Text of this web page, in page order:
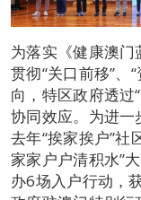
为落实《健康澳
贯彻“关口前移”、
向，特区政府透过
协同效应。为进
去年“挨家挨户”社
家家户户清积水”
办6场入户行动，